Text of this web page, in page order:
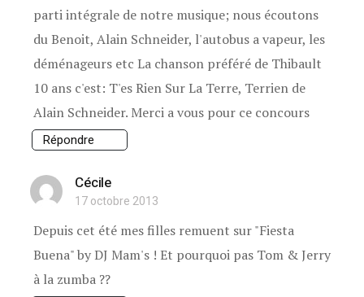
parti intégrale de notre musique; nous écoutons
du Benoit, Alain Schneider, l'autobus a vapeur, les
déménageurs etc La chanson préféré de Thibault
10 ans c'est: T'es Rien Sur La Terre, Terrien de
Alain Schneider. Merci a vous pour ce concours
Répondre
Cécile
17 octobre 2013
Depuis cet été mes filles remuent sur "Fiesta
Buena" by DJ Mam's ! Et pourquoi pas Tom & Jerry
à la zumba ??